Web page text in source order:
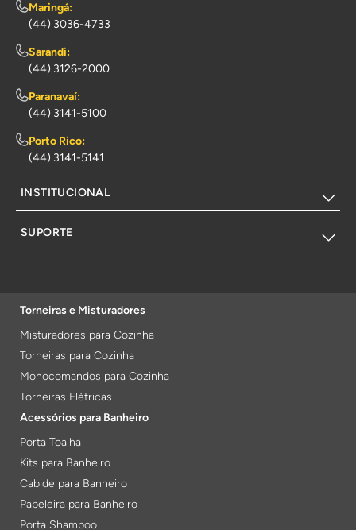
Maringá:
(44) 3036-4733
Sarandi:
(44) 3126-2000
Paranavaí:
(44) 3141-5100
Porto Rico:
(44) 3141-5141
INSTITUCIONAL
SUPORTE
Torneiras e Misturadores
Misturadores para Cozinha
Torneiras para Cozinha
Monocomandos para Cozinha
Torneiras Elétricas
Acessórios para Banheiro
Porta Toalha
Kits para Banheiro
Cabide para Banheiro
Papeleira para Banheiro
Porta Shampoo